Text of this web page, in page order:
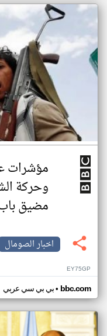
مؤشرات
وحركة
مضيق
اخبار الصومال
EY75GP
بي بي سي عربي• bbc.com